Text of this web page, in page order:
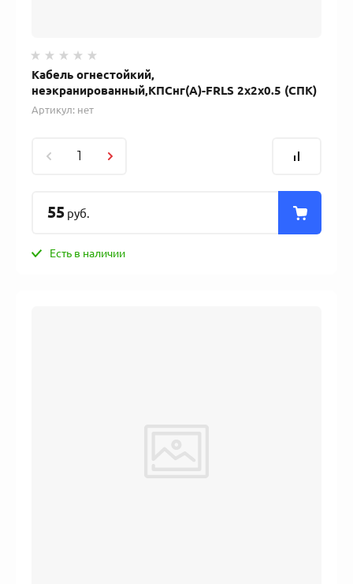
Кабель огнестойкий,
неэкранированный,КПСнг(А)-FRLS 2x2x0.5 (СПК)
Артикул: нет
55 руб.
Есть в наличии